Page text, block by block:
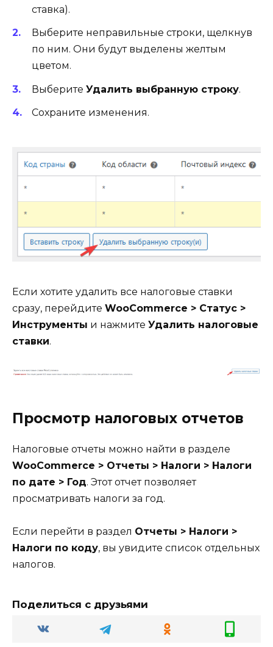
ставка).
Выберите неправильные строки, щелкнув
по ним. Они будут выделены желтым
цветом.
Выберите Удалить выбранную строку.
Сохраните изменения.
Если хотите удалить все налоговые ставки
сразу, перейдите WooCommerce > Статус >
Инструменты и нажмите Удалить налоговые
ставки.
Просмотр налоговых отчетов
Налоговые отчеты можно найти в разделе
WooCommerce > Отчеты > Налоги > Налоги
по дате > Год. Этот отчет позволяет
просматривать налоги за год.
Если перейти в раздел Отчеты > Налоги >
Налоги по коду, вы увидите список отдельных
налогов.
Поделиться с друзьями